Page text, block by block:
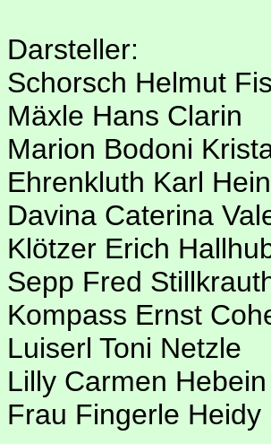
Darsteller:
Schorsch Helmut
Mäxle Hans Clarin
Marion Bodoni
Ehrenkluth Karl
Davina Caterina
Klötzer Erich
Sepp Fred
Kompass Ernst
Luiserl Toni Netzle
Lilly Carmen Hebein
Frau Fingerle Heidy